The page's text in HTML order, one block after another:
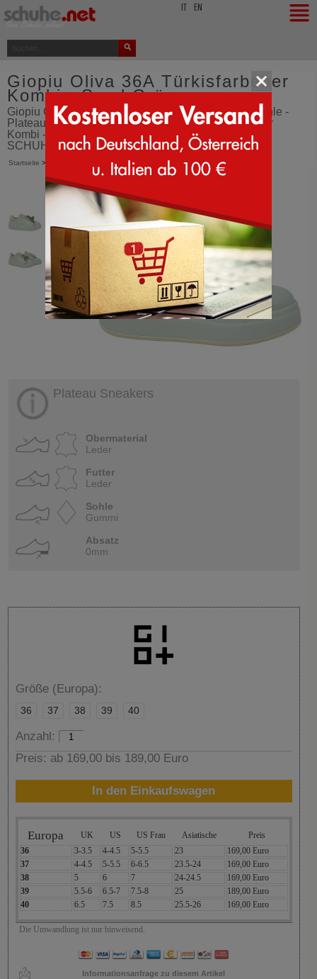
EN
Giopiu Oliva 36A Türkisfarbener
Kombi - Sand Grün
Giopiu Oliva 36A elegante Sneakers mit Plateau-Sohle -
Plateau Sneakers - Giopiu Oliva 36A - Türkisfarbener
Kombi - Sand Grün - Schuhe - aus Italien bestellen -
SCHUHE.net
Startseite > > Türkisfarbener Kombi (Sand Grün)
Plateau Sneakers
Obermaterial
Leder
Futter
Leder
Sohle
Gummi
Absatz
0mm
Größe (Europa):
36 37 38 39 40
Anzahl:
Preis: ab 169,00 bis 189,00 Euro
In den Einkaufswagen
Europa UK US US Frau Asiatische
Preis
36
3-3.5 4-4.5 5-5.5 23
169,00 Euro
37
4-4.5 5-5.5 6-6.5 23.5-24
169,00 Euro
38
5 6 7 24-24.5
169,00 Euro
39
5.5-6 6.5-7 7.5-8 25
189,00 Euro
40
6.5 7.5 8.5 25.5-26 169,00 Euro
Die Umwandlung ist nur hinweisend.
Informationsanfrage zu diesem Artikel